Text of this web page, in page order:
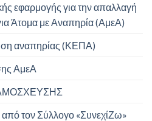
εφαρμογής για την απαλλαγή
Άτομα με Αναπηρία (ΑμεΑ)
αναπηρίας (ΚΕΠΑ)
ΑμεΑ
τον Σύλλογο «ΣυνεχίΖω»